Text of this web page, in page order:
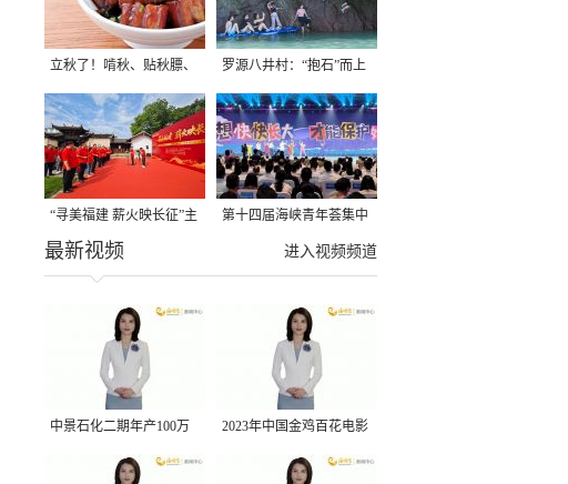
立秋了！啃秋、贴秋膘、
晒秋，福建人这样过才够
味→
罗源八井村：“抱石”而上
“寻美福建 薪火映长征”主
题活动在龙岩长汀启动
第十四届海峡青年荟集中
阶段活动在福州举行
进入视频频道
最新视频
中景石化二期年产100万
吨丙烷脱氢项目建成中交
2023年中国金鸡百花电影
节有福电影巡展31日启动